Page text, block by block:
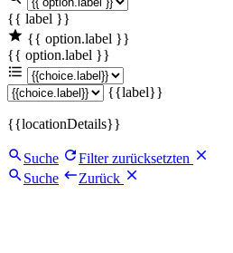
{{ label }}
{{ option.label }}
{{ option.label }}
{{label}}
{{locationDetails}}
Suche
Filter zurücksetzten
Suche
Zurück